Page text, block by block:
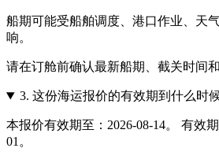
船期可能受船舶调度、港口作业、天
响。
请在订舱前确认最新船期、截关时间和
3. 这份海运报价的有效期到什么时
本报价有效期至：2026-08-14。 有效
01。